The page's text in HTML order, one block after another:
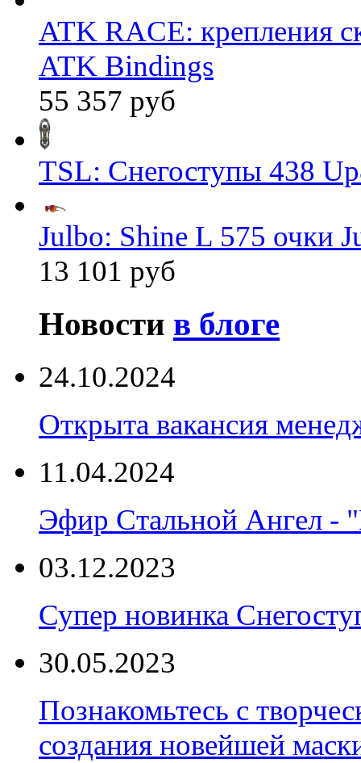
ATK RACE: крепления
ATK Bindings
55 357 руб
TSL: Снегоступы 438
Julbo: Shine L 575 очки
13 101 руб
Новости в блоге
24.10.2024
Открыта вакансия
11.04.2024
Эфир Стальной Ангел -
03.12.2023
Супер новинка
30.05.2023
Познакомьтесь с
создания новейшей